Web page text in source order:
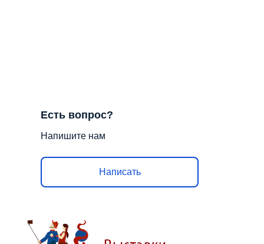
Есть вопрос?
Напишите нам
Написать